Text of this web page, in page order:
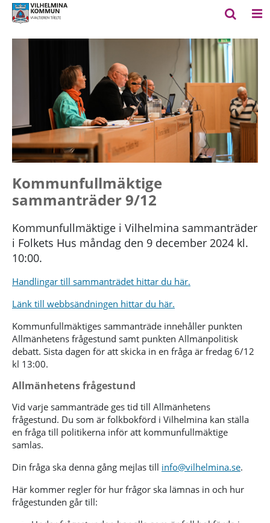
Kommunfullmäktige
sammanträder 9/12
Kommunfullmäktige i Vilhelmina sammanträder
i Folkets Hus måndag den 9 december 2024 kl.
10:00.
Handlingar till sammanträdet hittar du här.
Länk till webbsändningen hittar du här.
Kommunfullmäktiges sammanträde innehåller punkten
Allmänhetens frågestund samt punkten Allmänpolitisk
debatt. Sista dagen för att skicka in en fråga är fredag 6/12
kl 13:00.
Allmänhetens frågestund
Vid varje sammanträde ges tid till Allmänhetens
frågestund. Du som är folkbokförd i Vilhelmina kan ställa
en fråga till politikerna inför att kommunfullmäktige
samlas.
Din fråga ska denna gång mejlas till info@vilhelmina.se.
Här kommer regler för hur frågor ska lämnas in och hur
frågestunden går till: